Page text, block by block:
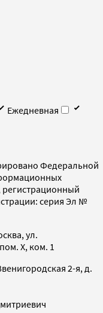
Ежедневная
Федеральной
серия Эл №
ул.
X, ком. 1
2-я, д.